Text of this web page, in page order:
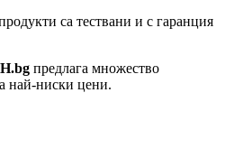
са тествани и с гаранция
предлага множество
най-ниски цени.